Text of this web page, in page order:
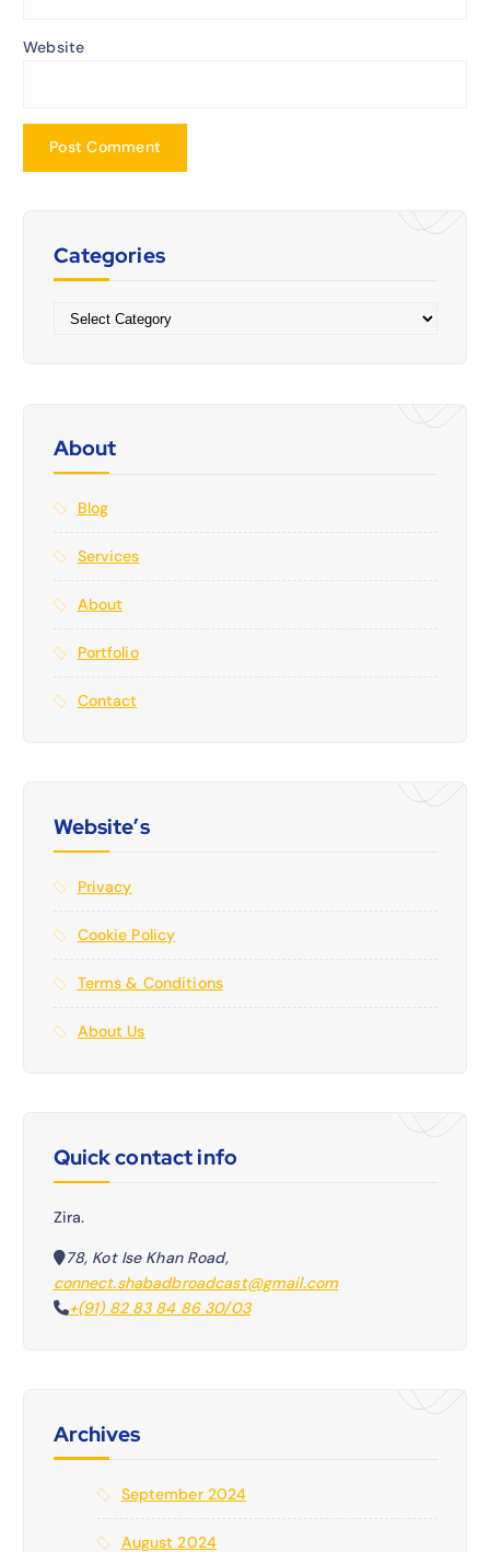
Website
Categories
Categories
About
Blog
Services
About
Portfolio
Contact
Website’s
Privacy
Cookie Policy
Terms & Conditions
About Us
Quick contact info
Zira.
78, Kot Ise Khan Road,
connect.shabadbroadcast@gmail.com
+(91) 82 83 84 86 30/03
Archives
September 2024
August 2024